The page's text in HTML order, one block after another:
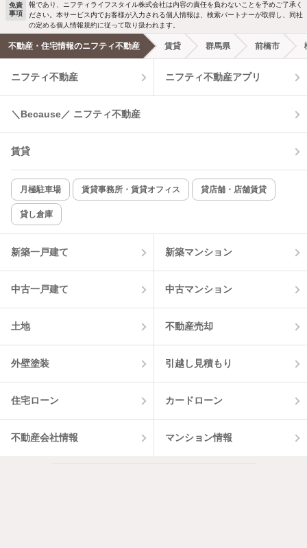
洗濯機置場あり 独立洗面台
エアコンあり 都市ガス
温水洗浄便座 オートロック
コンロ2口以上
新着のみ インターネット無料
該当件数:
物件一覧に反映
免責
事項
報であり、ニフティライフスタイル株式会社は内容の責任を負わないことを予めご了承く
ださい。本サービス内でお客様が入力される個人情報は、検索パートナーが取得し、同社
の定める個人情報規約に従って取り扱われます。
不動産・住宅情報のニフティ不動産 賃貸 群馬県 前橋市
ニフティ不動産 ニフティ不動産アプリ
＼Because／ ニフティ不動産
賃貸
月極駐車場 賃貸事務所・賃貸オフィス 貸店舗・店舗賃貸
貸し倉庫
新築一戸建て 新築マンション
中古一戸建て 中古マンション
土地 不動産売却
外壁塗装 引越し見積もり
住宅ローン カードローン
不動産会社情報 マンション情報